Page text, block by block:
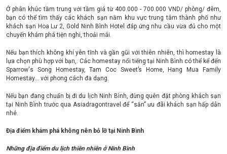
Ở phân khúc tầm trung với tầm giá từ 400.000 - 700.000 VND/ phòng/ đêm,
bạn có thể tìm thấy các khách sạn nằm khu vực trung tâm thành phố như
khách sạn Hoa Lư 2, Gold Ninh Bình Hotel đáp ứng nhu cầu vừa đủ cho một
chuyến khám phá tiện nghi, thoải mái.
Nếu bạn thích không khí yên tĩnh và gần gũi với thiên nhiên, thì homestay là
lựa chọn phù hợp với bạn,. Các homestay nổi tiếng tại Ninh Bình có thể kể đến
Sparrow's Song Homestay, Tam Coc Sweet’s Home, Hang Mua Family
Homestay… với phong cách đa dạng.
Nếu bạn đang chuẩn bị đi du lịch Ninh Bình, đừng quên đặt phòng khách sạn
tại Ninh Bình trước qua Asiadragontravel để “săn” ưu đãi khách sạn hấp dẫn
nhé.
Địa điểm khám phá không nên bỏ lỡ tại Ninh Bình
Những địa điểm du lịch thiên nhiên ở Ninh Bình